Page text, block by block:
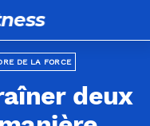
DE LA FORCE
deux